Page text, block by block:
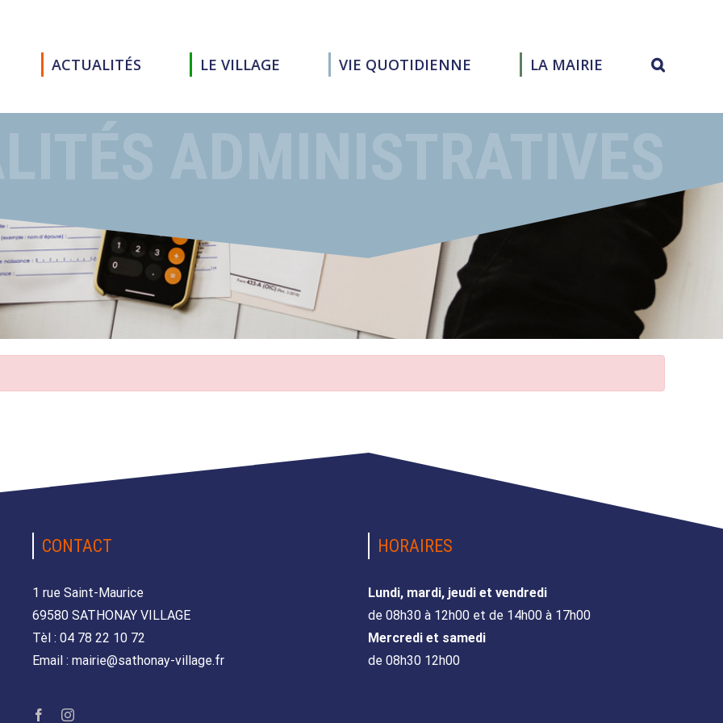
ACTUALITÉS LE VILLAGE VIE QUOTIDIENNE LA MAIRIE
CONTACT
1 rue Saint-Maurice
69580 SATHONAY VILLAGE
Tèl : 04 78 22 10 72
Email : mairie@sathonay-village.fr
HORAIRES
Lundi, mardi, jeudi et vendredi
de 08h30 à 12h00 et de 14h00 à 17h00
Mercredi et samedi
de 08h30 12h00